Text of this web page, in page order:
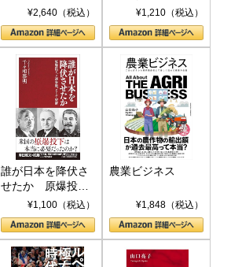
¥2,640（税込）
ト S 039)¥1,210（税込）
誰が日本を降伏さ
せたか 原爆投
下、ソ連参戦、そ
して聖断 (PHP新
書)
¥1,100（税込）
農業ビジネス
¥1,848（税込）